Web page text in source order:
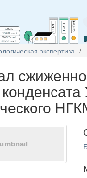
экспертиза